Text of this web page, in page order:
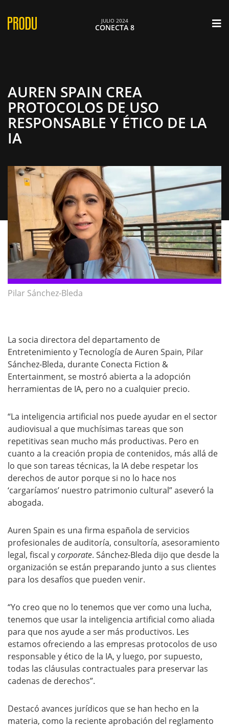
JULIO 2024
CONECTA 8
AUREN SPAIN CREA
PROTOCOLOS DE USO
RESPONSABLE Y ÉTICO DE LA
IA
Pilar Sánchez-Bleda
La socia directora del departamento de
Entretenimiento y Tecnología de Auren Spain, Pilar
Sánchez-Bleda, durante Conecta Fiction &
Entertainment, se mostró abierta a la adopción
herramientas de IA, pero no a cualquier precio.
“La inteligencia artificial nos puede ayudar en el sector
audiovisual a que muchísimas tareas que son
repetitivas sean mucho más productivas. Pero en
cuanto a la creación propia de contenidos, más allá de
lo que son tareas técnicas, la IA debe respetar los
derechos de autor porque si no lo hace nos
‘cargaríamos’ nuestro patrimonio cultural” aseveró la
abogada.
Auren Spain es una firma española de servicios
profesionales de auditoría, consultoría, asesoramiento
legal, fiscal ycorporate. Sánchez-Bleda dijo que desde la
organización se están preparando junto a sus clientes
para los desafíos que pueden venir.
“Yo creo que no lo tenemos que ver como una lucha,
tenemos que usar la inteligencia artificial como aliada
para que nos ayude a ser más productivos. Les
estamos ofreciendo a las empresas protocolos de uso
responsable y ético de la IA, y luego, por supuesto,
todas las cláusulas contractuales para preservar las
cadenas de derechos”.
Destacó avances jurídicos que se han hecho en la
materia, como la reciente aprobación del reglamento